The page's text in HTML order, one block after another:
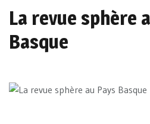
La revue sphère
Basque